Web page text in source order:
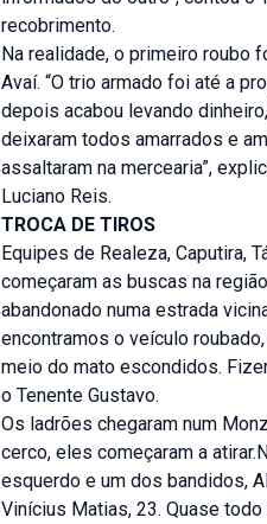
recobrimento.
Na realidade, o primeiro roubo
Avaí. “O trio armado foi até a
depois acabou levando
deixaram todos amarrados e
assaltaram na mercearia”,
Luciano Reis.
TROCA DE TIROS
Equipes de Realeza, Caputira,
começaram as buscas na
abandonado numa estrada
encontramos o veículo
meio do mato escondidos.
o Tenente Gustavo.
Os ladrões chegaram num
cerco, eles começaram a
esquerdo e um dos bandidos,
Vinícius Matias, 23. Quase